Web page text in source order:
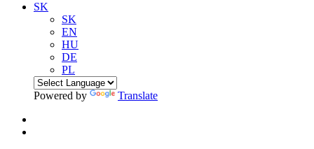
SK
SK
EN
HU
DE
PL
Powered by Translate